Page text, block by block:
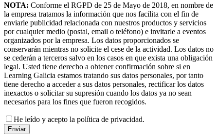
NOTA: Conforme el RGPD de 25 de Mayo de 2018, en nombre de
la empresa tratamos la información que nos facilita con el fin de
enviarle publicidad relacionada con nuestros productos y servicios
por cualquier medio (postal, email o teléfono) e invitarle a eventos
organizados por la empresa. Los datos proporcionados se
conservarán mientras no solicite el cese de la actividad. Los datos no
se cederán a terceros salvo en los casos en que exista una obligación
legal. Usted tiene derecho a obtener confirmación sobre si en
Learning Galicia estamos tratando sus datos personales, por tanto
tiene derecho a acceder a sus datos personales, rectificar los datos
inexactos o solicitar su supresión cuando los datos ya no sean
necesarios para los fines que fueron recogidos.
He leído y acepto la política de privacidad.
Enviar